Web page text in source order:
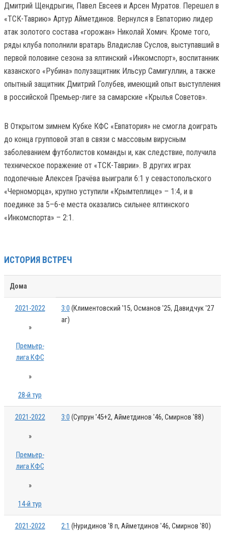
Дмитрий Щендрыгин, Павел Евсеев и Арсен Муратов. Перешел в
«ТСК-Таврию» Артур Айметдинов. Вернулся в Евпаторию лидер
атак золотого состава «горожан» Николай Хомич. Кроме того,
ряды клуба пополнили вратарь Владислав Суслов, выступавший в
первой половине сезона за ялтинский «Инкомспорт», воспитанник
казанского «Рубина» полузащитник Ильсур Самигуллин, а также
опытный защитник Дмитрий Голубев, имеющий опыт выступления
в российской Премьер-лиге за самарские «Крылья Советов».
В Открытом зимнем Кубке КФС «Евпатория» не смогла доиграть
до конца групповой этап в связи с массовым вирусным
заболеванием футболистов команды и, как следствие, получила
техническое поражение от «ТСК-Таврии». В других играх
подопечные Алексея Грачёва выиграли 6:1 у севастопольского
«Черноморца», крупно уступили «Крымтеплице» – 1:4, и в
поединке за 5–6-е места оказались сильнее ялтинского
«Инкомспорта» – 2:1.
ИСТОРИЯ ВСТРЕЧ
Дома
2021-2022
»
Премьер-
лига КФС
»
28-й тур
3:0 (Климентовский '15, Османов '25, Давидчук '27
аг)
2021-2022
»
Премьер-
лига КФС
»
14-й тур
3:0 (Супрун '45+2, Айметдинов '46, Смирнов '88)
2021-2022 2:1 (Нуридинов '8 п, Айметдинов '46, Смирнов '80)